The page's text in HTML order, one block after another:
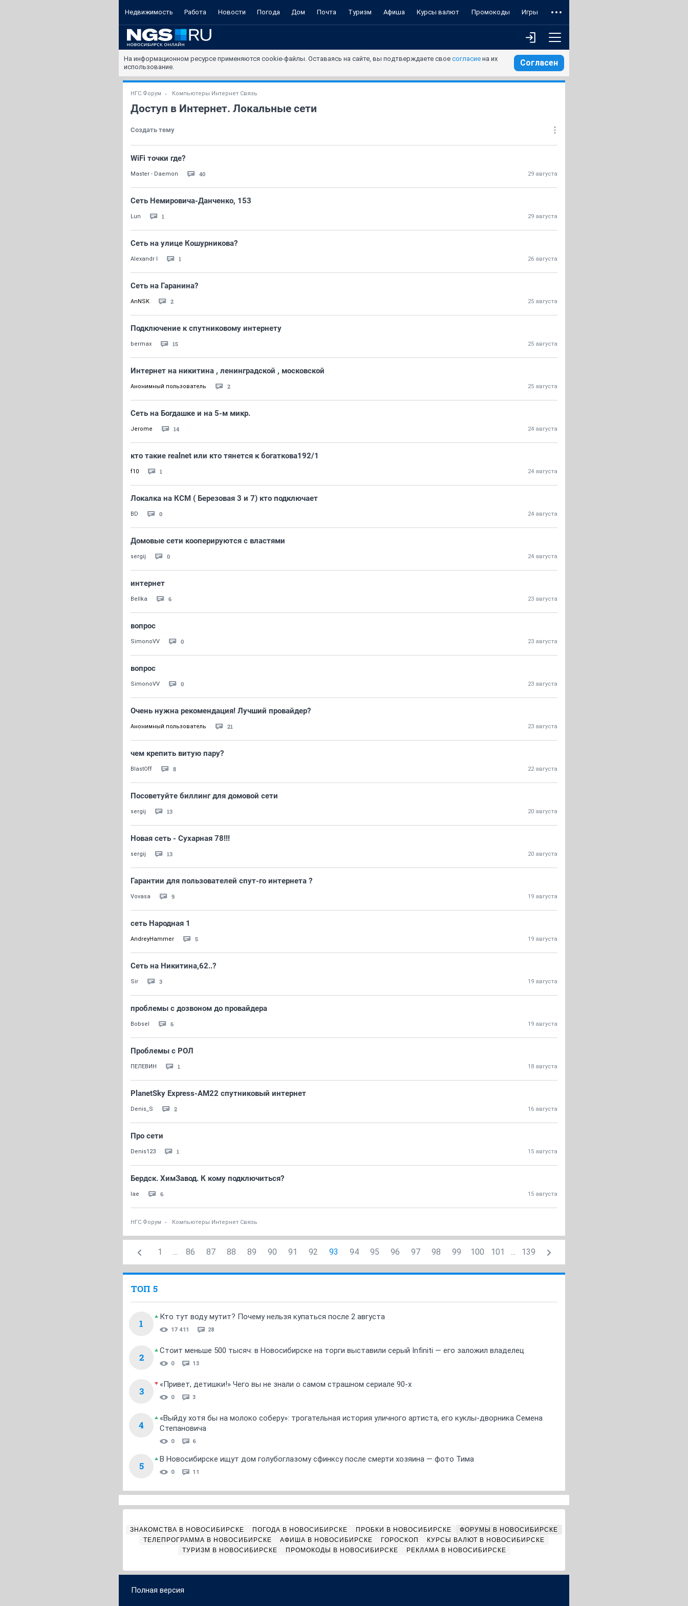
Недвижимость Работа Новости Погода Дом Почта Туризм Афиша Курсы валют Промокоды Игры
На информационном ресурсе применяются cookie-файлы. Оставаясь на сайте, вы подтверждаете свое согласие на их
использование.
Согласен
НГС.Форум Компьютеры Интернет Связь
Доступ в Интернет. Локальные сети
Создать тему
WiFi точки где?
Master - Daemon 40 29 августа
Сеть Немировича-Данченко, 153
Lun 1 29 августа
Сеть на улице Кошурникова?
Alexandr I 1 26 августа
Сеть на Гаранина?
AnNSK 2 25 августа
Подключение к спутниковому интернету
bermax 15 25 августа
Интернет на никитина , ленинградской , московской
Анонимный пользователь 2 25 августа
Сеть на Богдашке и на 5-м микр.
Jerome 14 24 августа
кто такие realnet или кто тянется к богаткова192/1
f10 1 24 августа
Локалка на КСМ ( Березовая 3 и 7) кто подключает
BD 0 24 августа
Домовые сети кооперируются с властями
sergij 0 24 августа
интернет
Bellka 6 23 августа
вопрос
SimonoVV 0 23 августа
вопрос
SimonoVV 0 23 августа
Очень нужна рекомендация! Лучший провайдер?
Анонимный пользователь 21 23 августа
чем крепить витую пару?
BlastOff 8 22 августа
Посоветуйте биллинг для домовой сети
sergij 13 20 августа
Новая сеть - Сухарная 78!!!
sergij 13 20 августа
Гарантии для пользователей спут-го интернета ?
Vovasa 9 19 августа
сеть Народная 1
AndreyHammer 5 19 августа
Сеть на Никитина,62..?
Sir 3 19 августа
проблемы с дозвоном до провайдера
Bobsel 6 19 августа
Проблемы с РОЛ
ПЕЛЕВИН 1 18 августа
PlanetSky Express-AM22 спутниковый интернет
Denis_S 2 16 августа
Про сети
Denis123 1 15 августа
Бердск. ХимЗавод. К кому подключиться?
lae 6 15 августа
НГС.Форум Компьютеры Интернет Связь
1 ... 86 87 88 89 90 91 92 93 94 95 96 97 98 99 100 101 ... 139
ТОП 5
1
Кто тут воду мутит? Почему нельзя купаться после 2 августа
17 411 28
2
Стоит меньше 500 тысяч: в Новосибирске на торги выставили серый Infiniti — его заложил владелец
0 13
3
«Привет, детишки!» Чего вы не знали о самом страшном сериале 90-х
0 3
4
«Выйду хотя бы на молоко соберу»: трогательная история уличного артиста, его куклы-дворника Семена
Степановича
0 6
5
В Новосибирске ищут дом голубоглазому сфинксу после смерти хозяина — фото Тима
0 11
ЗНАКОМСТВА В НОВОСИБИРСКЕ ПОГОДА В НОВОСИБИРСКЕ ПРОБКИ В НОВОСИБИРСКЕ
ФОРУМЫ В НОВОСИБИРСКЕ
ТЕЛЕПРОГРАММА В НОВОСИБИРСКЕ
АФИША В НОВОСИБИРСКЕ ГОРОСКОП
КУРСЫ ВАЛЮТ В НОВОСИБИРСКЕ
ТУРИЗМ В НОВОСИБИРСКЕ
ПРОМОКОДЫ В НОВОСИБИРСКЕ РЕКЛАМА В НОВОСИБИРСКЕ
Полная версия